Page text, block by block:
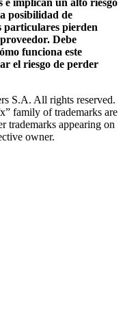
e implican un alto riesgo
posibilidad de
particulares pierden
Debe
funciona este
el riesgo de perder
S.A. All rights reserved.
family of trademarks are
appearing on
owner.